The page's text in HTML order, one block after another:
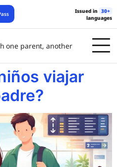
Issued in 30+
languages
one parent, another
viajar